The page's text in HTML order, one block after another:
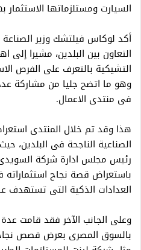
السيارت ومستلزماتها الاستثمار
أكد لوكاس فيلتشك وزير
التعاون بين البلدين، مشيرا إلى
التشيكية بالتعرف على الفرص
وهو ما اتضح جليا من مشاركة
فى منتدى الاعمال.
هذا وقد تم خلال المنتدى
الصناعية الناجحة فى البلدين،
رئيس مجلس ادارة شركة السويدى
باستعراض قصة نجاح
العدادات الذكية التى تستهدف
وعلى الجانب الآخر فقد قامت
بالسوق المصرى بعرض قصص